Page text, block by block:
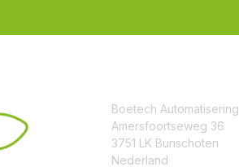
Boetech Automatisering
Amersfoortseweg 36
3751 LK Bunschoten
Nederland